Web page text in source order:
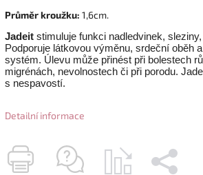
Průměr kroužku: 1,6cm.
Jadeit stimuluje funkci nadledvinek,
Podporuje látkovou výměnu, srdeční oběh
systém. Úlevu může přinést při bolestech
migrénách, nevolnostech či při porodu.
s nespavostí.
Detailní informace